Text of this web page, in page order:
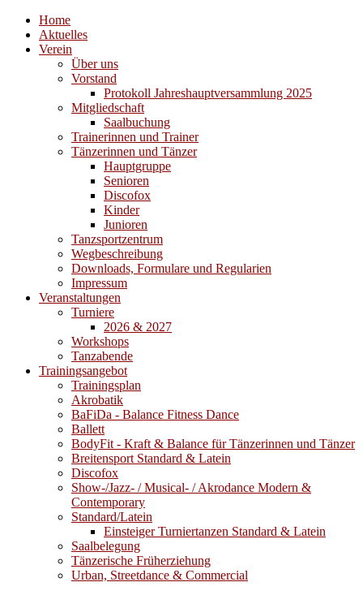
Home
Aktuelles
Verein
Über uns
Vorstand
Protokoll Jahreshauptversammlung 2025
Mitgliedschaft
Saalbuchung
Trainerinnen und Trainer
Tänzerinnen und Tänzer
Hauptgruppe
Senioren
Discofox
Kinder
Junioren
Tanzsportzentrum
Wegbeschreibung
Downloads, Formulare und Regularien
Impressum
Veranstaltungen
Turniere
2026 & 2027
Workshops
Tanzabende
Trainingsangebot
Trainingsplan
Akrobatik
BaFiDa - Balance Fitness Dance
Ballett
BodyFit - Kraft & Balance für Tänzerinnen und Tänzer
Breitensport Standard & Latein
Discofox
Show-/Jazz- / Musical- / Akrodance Modern &
Contemporary
Standard/Latein
Einsteiger Turniertanzen Standard & Latein
Saalbelegung
Tänzerische Früherziehung
Urban, Streetdance & Commercial